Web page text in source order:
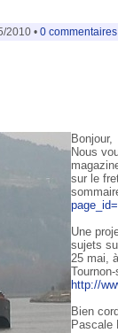
2010 • 0 commentaires
Bonjour,
Nous
sur le
Une
sujets
25 mai,
http://
Bien
Pascale